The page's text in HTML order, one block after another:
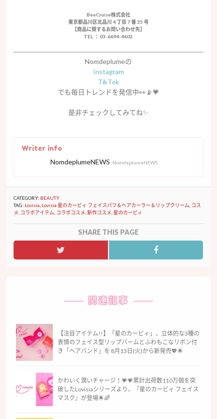
BeeCruise株式会社
東京都品川区北品川 4 丁目 7 番 35 号
【商品に関するお問い合わせ先】
TEL ： 03-6694-4602
Nomdeplumeの
Instagram
TikTok
でも毎日トレンドを発信中👀📡💗
是非チェックしてみてね✨
Writer info
NomdeplumeNEWS NomdeplumeNEWS
CATEGORY: BEAUTY
TAG: Lovisia Lovisia 星のカービィ フェイスパフ＆ヘアカーラー＆リップクリーム コス
メ コラボアイテム コラボコスメ ,新作コスメ ,星のカービィ
SHARE THIS PAGE
関連記事
【注目アイテム!!】「星のカービィ」、立体的な3種の
表情のフェイス型リップバームとふわもこなリボン付
き「ヘアバンド」を 8月13日(火)から新発売💖🌟
かわいく潤いチャージ！💗💗累計出荷数110万個を突
破したLovisiaシリーズより、『星のカービィ フェイス
マスク』が登場🌟🌈